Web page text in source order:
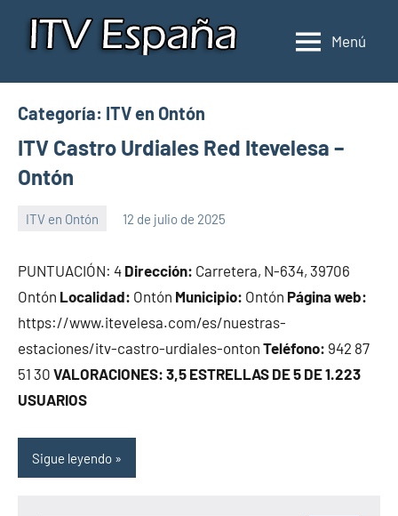
Inspección
de
en
Donde
España
Menú
Categoría: ITV en Ontón
ITV Castro Urdiales Red Itevelesa –
Ontón
ITV en Ontón 12 de julio de 2025
PUNTUACIÓN: 4 Dirección: Carretera, N-634, 39706
Ontón Localidad: Ontón Municipio: Ontón Página web:
https://www.itevelesa.com/es/nuestras-
estaciones/itv-castro-urdiales-onton Teléfono: 942 87
51 30 VALORACIONES: 3,5 ESTRELLAS DE 5 DE 1.223
USUARIOS
Sigue leyendo